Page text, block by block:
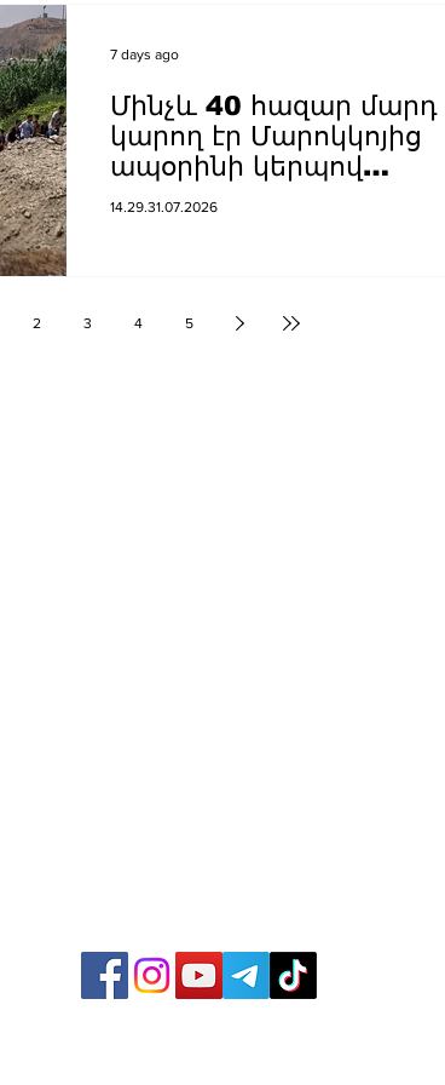
Մինչև 40 հազար մարդ
կարող էր Մարոկկոյից
ապօրինի կերպով
ներթափանցել
14.29.31.07.2026
7 days ago
2 3 4 5